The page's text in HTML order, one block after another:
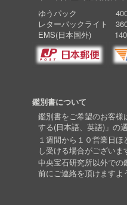
ゆうパック 400円
レターパックライト
EMS(日本国外) 1400
鑑別書について
鑑別書をご希望のお客
する(日本語、英語)」の
１週間から１０営業日
し受ける場合がございま
中央宝石研究所以外で
前にご連絡を頂けますよ